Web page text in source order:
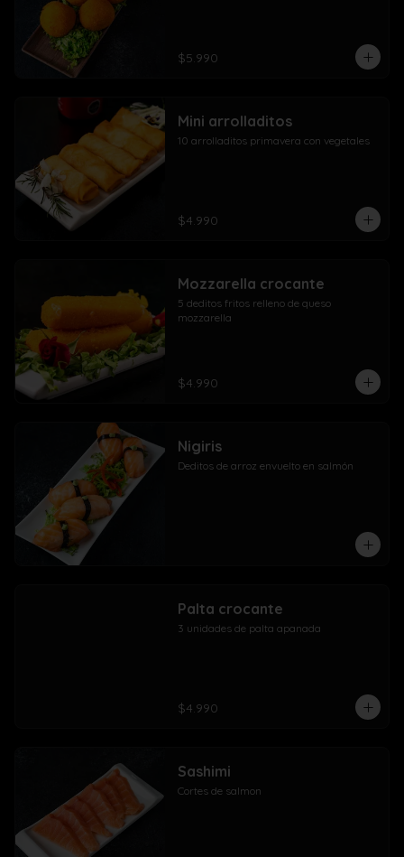
$5.990
Mini arrolladitos
10 arrolladitos primavera con vegetales
$4.990
Mozzarella crocante
5 deditos fritos relleno de queso
mozzarella
$4.990
Nigiris
Deditos de arroz envuelto en salmón
Palta crocante
3 unidades de palta apanada
$4.990
Sashimi
Cortes de salmon